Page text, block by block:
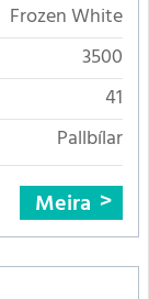
Frozen White
3500
41
Pallbílar
Meira